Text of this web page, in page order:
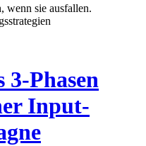
wenn sie ausfallen.
3-Phasen
Input-